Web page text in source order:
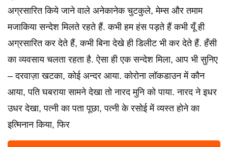
अग्रसारित किये जाने वाले अनेकानेक चुटकुले, मेम्स और तमाम
मजाकिया सन्देश मिलते रहते हैं. कभी हम हंस पड़ते हैं कभी यूँ ही
अग्रसारित कर देते हैं, कभी बिना देखे ही डिलीट भी कर देते हैं. हँसी
का व्यवसाय चलता रहता है. ऐसा ही एक सन्देश मिला, आप भी सुनिए
– दरवाज़ा खटका, कोई अन्दर आया. कोरोना लॉकडाउन में कौन
आया, पति घबराया सामने देखा तो नारद मुनि को पाया. नारद ने इधर
उधर देखा, पत्नी का पता पूछा, पत्नी के रसोई में व्यस्त होने का
इत्मिनान किया, फिर